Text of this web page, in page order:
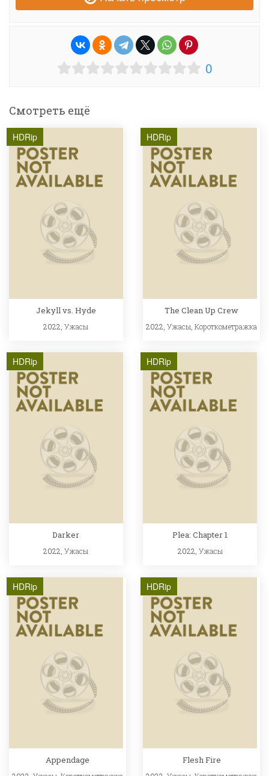
0
Смотреть ещё
HDRip
Jekyll vs. Hyde
2022,Ужасы
HDRip
The Clean Up Crew
2022,Ужасы ,Короткометражка
HDRip
Darker
2022,Ужасы
HDRip
Plea: Chapter 1
2022, Ужасы
HDRip
Appendage
HDRip
Flesh Fire